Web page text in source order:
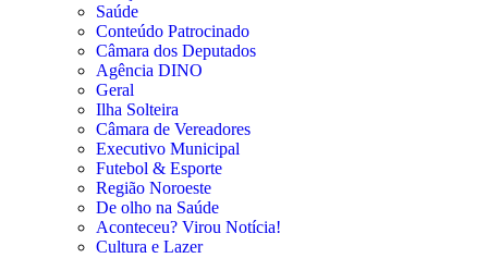
Saúde
Conteúdo Patrocinado
Câmara dos Deputados
Agência DINO
Geral
Ilha Solteira
Câmara de Vereadores
Executivo Municipal
Futebol & Esporte
Região Noroeste
De olho na Saúde
Aconteceu? Virou Notícia!
Cultura e Lazer